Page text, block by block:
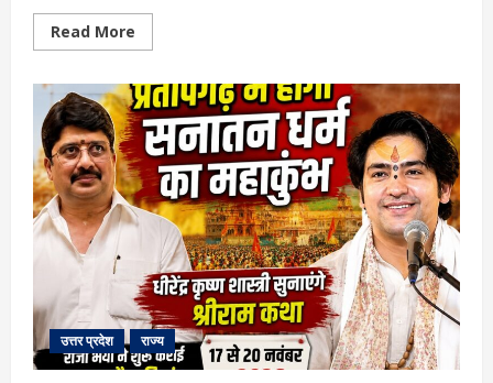
Read More
more
मंदिर
चंदा
घोटाला:
SIT
ने
ट्रस्ट
और
मंदिर
पदाधिकारियों
को
अयोध्या
छोड़ने
के
निर्देश
दिए
उत्तर प्रदेश राज्य